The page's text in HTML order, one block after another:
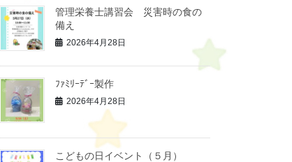
管理栄養士講習会 災害時の食の
備え
2026年4月28日
ﾌｧﾐﾘｰﾃﾞｰ製作
2026年4月28日
こどもの日イベント（５月）